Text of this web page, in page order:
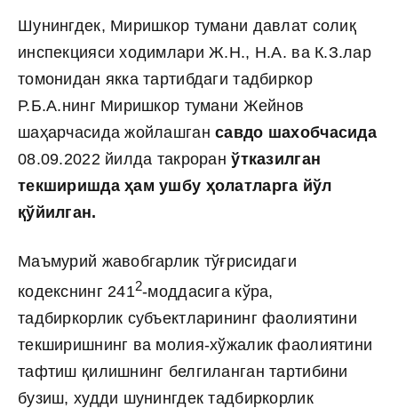
Шунингдек, Миришкор тумани давлат солиқ
инспекцияси ходимлари Ж.Н., Н.А. ва К.З.лар
томонидан якка тартибдаги тадбиркор
Р.Б.А.нинг Миришкор тумани Жейнов
шаҳарчасида жойлашгансавдо шахобчасида
08.09.2022 йилда такроранўтказилган
текширишда ҳам ушбу ҳолатларга йўл
қўйилган.
Маъмурий жавобгарлик тўғрисидаги
кодекснинг 2412-моддасига кўра,
тадбиркорлик субъектларининг фаолиятини
текширишнинг ва молия-хўжалик фаолиятини
тафтиш қилишнинг белгиланган тартибини
бузиш, худди шунингдек тадбиркорлик